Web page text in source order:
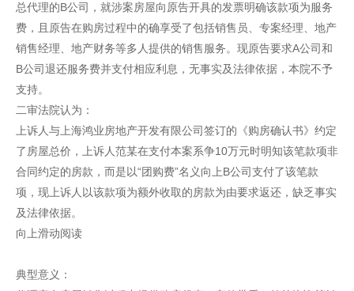
总代理的B公司，就涉案房屋向原告开具的发票明确该款项为服务
费，且原告在购房过程中的确享受了包括销售员、专案经理、地产
销售经理、地产财务等多人提供的销售服务。现原告要求A公司和
B公司退还服务费并支付相应利息，无事实及法律依据，本院不予
支持。
二审法院认为：
上诉人与上海鸿业房地产开发有限公司签订的《购房确认书》约定
了房屋总价，上诉人范某在支付本案系争10万元时明知该笔款项非
合同约定的房款，而是以“团购费”名义向上B公司支付了该笔款
项，现上诉人以该款项为额外收取的房款为由要求返还，缺乏事实
及法律依据。
向上滑动阅读
典型意义：